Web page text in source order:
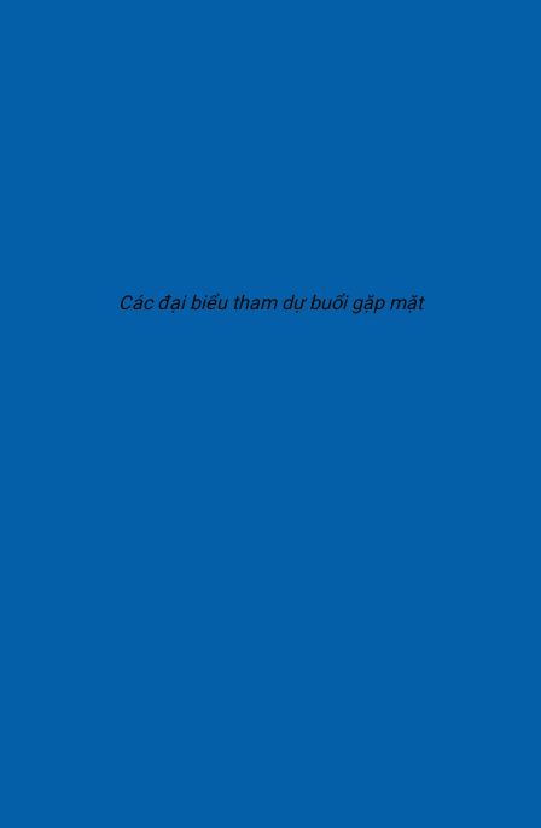
Các đại biểu tham dự buổi gặp mặt